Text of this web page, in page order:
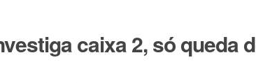
caixa 2, só queda